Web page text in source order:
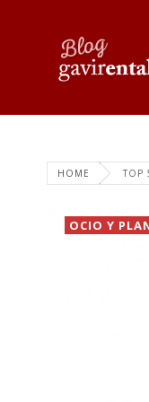
HOME TOP
OCIO Y